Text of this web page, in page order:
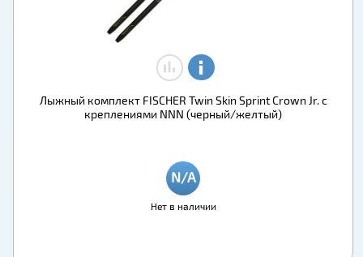
Лыжный комплект FISCHER Twin Skin Sprint Crown Jr. с
креплениями NNN (черный/желтый)
Нет в наличии